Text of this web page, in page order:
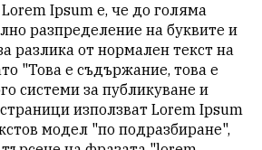
Ipsum е, че до голяма
разпределение на буквите и
разлика от нормален текст на
"Това е съдържание, това е
системи за публикуване и
използват Lorem Ipsum
модел "по подразбиране",